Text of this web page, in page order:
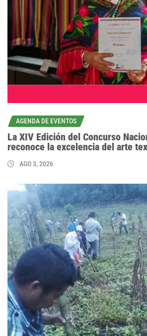
AGENDA DE EVENTOS
La XIV Edición del Concurso
reconoce la excelencia del arte
AGO 3, 2026